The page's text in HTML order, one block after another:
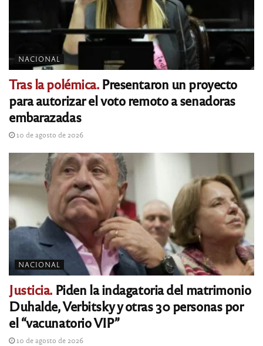
NACIONAL
Tras la polémica.Presentaron un proyecto
para autorizar el voto remoto a senadoras
embarazadas
10 de agosto de 2026
NACIONAL
Justicia. Piden la indagatoria del matrimonio
Duhalde, Verbitsky y otras 30 personas por
el “vacunatorio VIP”
10 de agosto de 2026